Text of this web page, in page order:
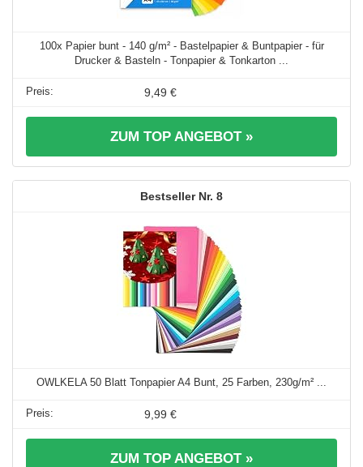
100x Papier bunt - 140 g/m² - Bastelpapier & Buntpapier - für
Drucker & Basteln - Tonpapier & Tonkarton ...
9,49 €
ZUM TOP ANGEBOT »
8
OWLKELA 50 Blatt Tonpapier A4 Bunt, 25 Farben, 230g/m² ...
9,99 €
ZUM TOP ANGEBOT »